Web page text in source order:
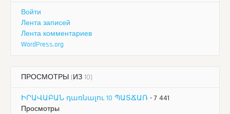
Войти
Лента записей
Лента комментариев
WordPress.org
ПРОСМОТРЫ (ИЗ 10)
ԻՐԱՎԱԲԱՆ դառնալու 10 ՊԱՏՃԱՌ - 7 441
Просмотры